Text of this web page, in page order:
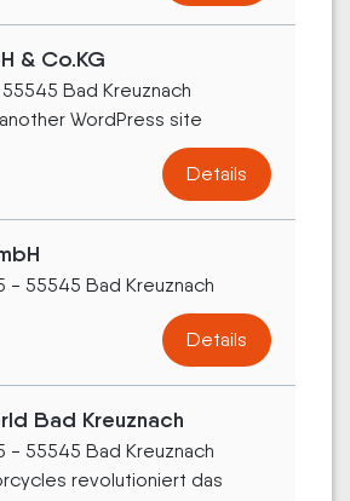
& Co.KG
Bad Kreuznach
WordPress site
Details
- 55545 Bad Kreuznach
Details
Bad Kreuznach
- 55545 Bad Kreuznach
revolutioniert das